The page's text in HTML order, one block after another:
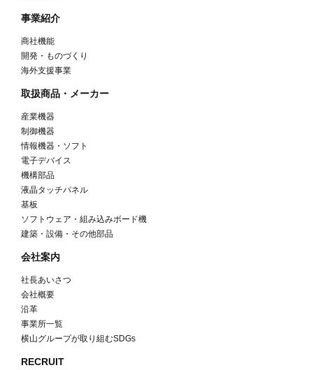
事業紹介
商社機能
開発・ものづくり
海外支援事業
取扱商品・メーカー
産業機器
制御機器
情報機器・ソフト
電子デバイス
機構部品
液晶タッチパネル
基板
ソフトウェア・組み込みボード機
建築・設備・その他部品
会社案内
社長あいさつ
会社概要
沿革
事業所一覧
横山グループが取り組むSDGs
RECRUIT